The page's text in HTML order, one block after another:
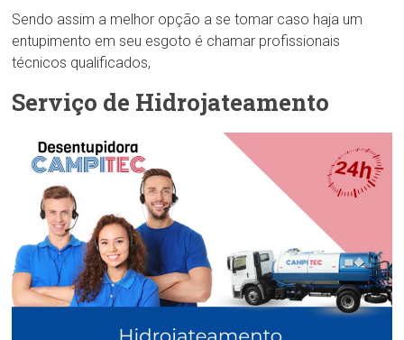
Sendo assim a melhor opção a se tomar caso haja um
entupimento em seu esgoto é chamar profissionais
técnicos qualificados,
Serviço de Hidrojateamento